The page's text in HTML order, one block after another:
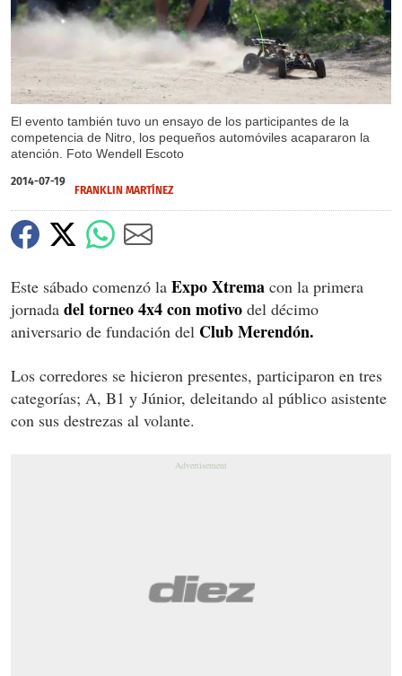
El evento también tuvo un ensayo de los participantes de la
competencia de Nitro, los pequeños automóviles acapararon la
atención. Foto Wendell Escoto
2014-07-19
FRANKLIN MARTÍNEZ
Este sábado comenzó la Expo Xtrema con la primera
jornada del torneo 4x4 con motivo del décimo
aniversario de fundación del Club Merendón.
Los corredores se hicieron presentes, participaron en tres
categorías; A, B1 y Júnior, deleitando al público asistente
con sus destrezas al volante.